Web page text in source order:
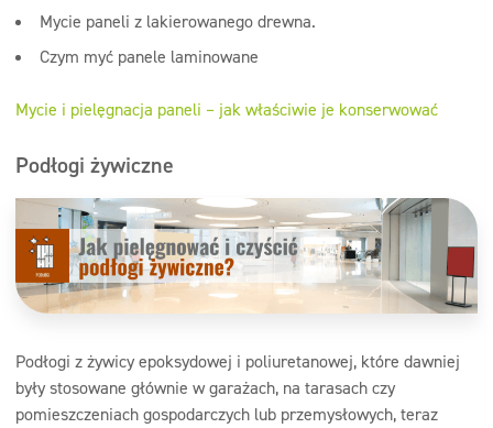
Mycie paneli z lakierowanego drewna.
Czym myć panele laminowane
Mycie i pielęgnacja paneli – jak właściwie je konserwować
Podłogi żywiczne
Podłogi z żywicy epoksydowej i poliuretanowej, które dawniej
były stosowane głównie w garażach, na tarasach czy
pomieszczeniach gospodarczych lub przemysłowych, teraz